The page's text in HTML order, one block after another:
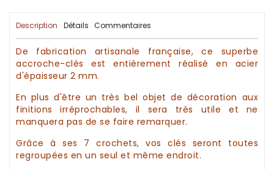
Description Détails Commentaires
De fabrication artisanale française, ce superbe
accroche-clés est entièrement réalisé en acier
d'épaisseur 2 mm.
En plus d'être un très bel objet de décoration aux
finitions irréprochables, il sera très utile et ne
manquera pas de se faire remarquer.
Grâce à ses 7 crochets, vos clés seront toutes
regroupées en un seul et même endroit.